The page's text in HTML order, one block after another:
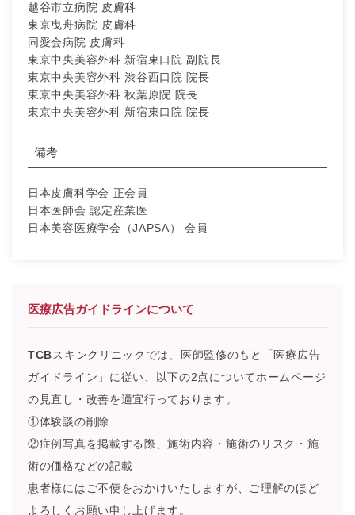
越谷市立病院 皮膚科
東京曳舟病院 皮膚科
同愛会病院 皮膚科
東京中央美容外科 新宿東口院 副院長
東京中央美容外科 渋谷西口院 院長
東京中央美容外科 秋葉原院 院長
東京中央美容外科 新宿東口院 院長
備考
日本皮膚科学会 正会員
日本医師会 認定産業医
日本美容医療学会（JAPSA） 会員
医療広告ガイドラインについて
TCBスキンクリニックでは、医師監修のもと「医療広告
ガイドライン」に従い、以下の2点についてホームページ
の見直し・改善を適宜行っております。
①体験談の削除
②症例写真を掲載する際、施術内容・施術のリスク・施
術の価格などの記載
患者様にはご不便をおかけいたしますが、ご理解のほど
よろしくお願い申し上げます。